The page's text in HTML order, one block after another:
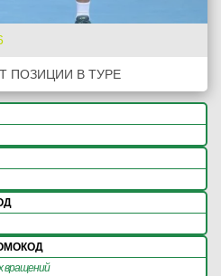
ПОЗИЦИИ В ТУРЕ
вращений